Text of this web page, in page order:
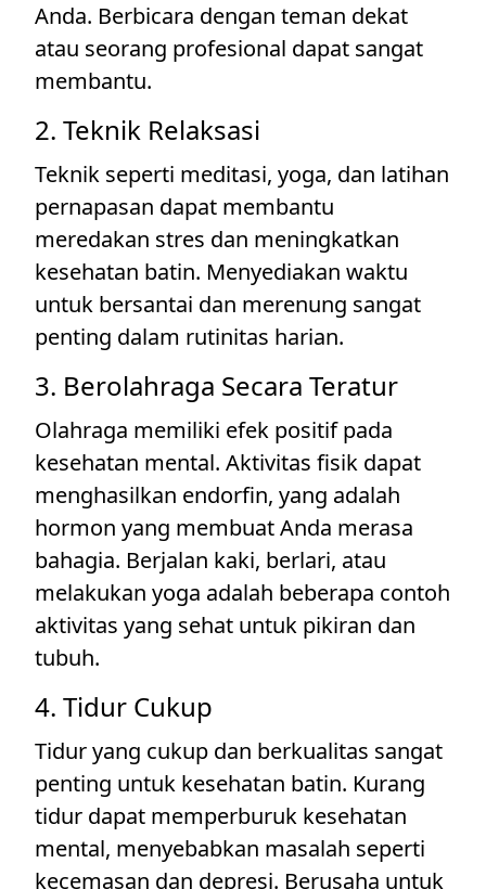
Anda. Berbicara dengan teman dekat
atau seorang profesional dapat sangat
membantu.
2. Teknik Relaksasi
Teknik seperti meditasi, yoga, dan latihan
pernapasan dapat membantu
meredakan stres dan meningkatkan
kesehatan batin. Menyediakan waktu
untuk bersantai dan merenung sangat
penting dalam rutinitas harian.
3. Berolahraga Secara Teratur
Olahraga memiliki efek positif pada
kesehatan mental. Aktivitas fisik dapat
menghasilkan endorfin, yang adalah
hormon yang membuat Anda merasa
bahagia. Berjalan kaki, berlari, atau
melakukan yoga adalah beberapa contoh
aktivitas yang sehat untuk pikiran dan
tubuh.
4. Tidur Cukup
Tidur yang cukup dan berkualitas sangat
penting untuk kesehatan batin. Kurang
tidur dapat memperburuk kesehatan
mental, menyebabkan masalah seperti
kecemasan dan depresi. Berusaha untuk